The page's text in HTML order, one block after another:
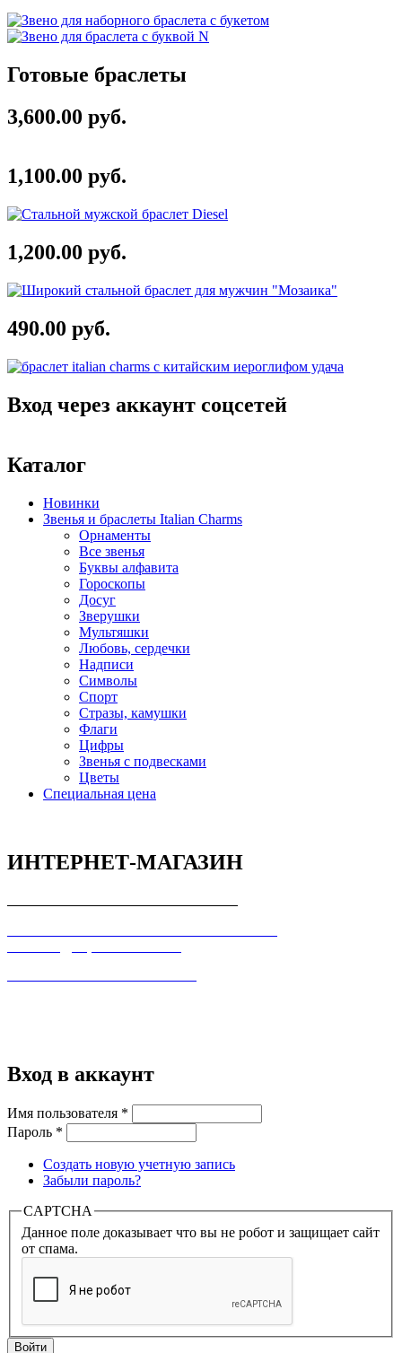
Готовые браслеты
3,600.00 руб.
1,100.00 руб.
1,200.00 руб.
490.00 руб.
Вход через аккаунт соцсетей
Каталог
Новинки
Звенья и браслеты Italian Charms
Орнаменты
Все звенья
Буквы алфавита
Гороскопы
Досуг
Зверушки
Мультяшки
Любовь, сердечки
Надписи
Символы
Спорт
Стразы, камушки
Флаги
Цифры
Звенья с подвесками
Цветы
Специальная цена
ИНТЕРНЕТ-МАГАЗИН
Вход в аккаунт
Имя пользователя *
Пароль *
Создать новую учетную запись
Забыли пароль?
CAPTCHA
Данное поле доказывает что вы не робот и защищает сайт
от спама.